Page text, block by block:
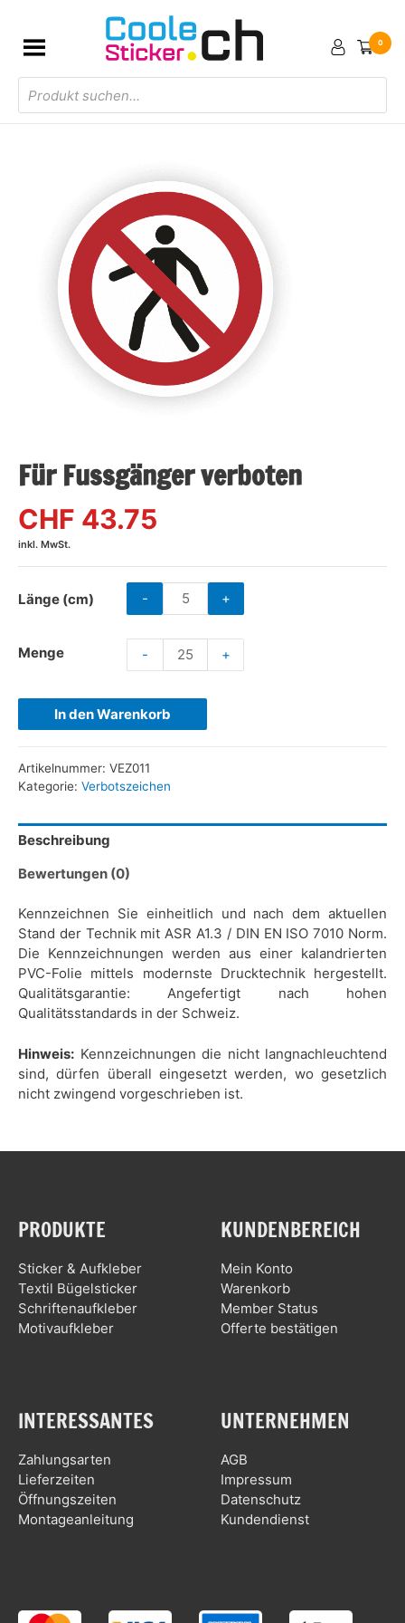
Products
search
0
Für Fussgänger verboten
CHF 43.75
inkl. MwSt.
Länge (cm) - +
Menge - +
In den Warenkorb
Artikelnummer: VEZ011
Kategorie: Verbotszeichen
Beschreibung
Bewertungen (0)
Kennzeichnen Sie einheitlich und nach dem aktuellen
Stand der Technik mit ASR A1.3 / DIN EN ISO 7010 Norm.
Die Kennzeichnungen werden aus einer kalandrierten
PVC-Folie mittels modernste Drucktechnik hergestellt.
Qualitätsgarantie: Angefertigt nach hohen
Qualitätsstandards in der Schweiz.
Hinweis: Kennzeichnungen die nicht langnachleuchtend
sind, dürfen überall eingesetzt werden, wo gesetzlich
nicht zwingend vorgeschrieben ist.
PRODUKTE
Sticker & Aufkleber
Textil Bügelsticker
Schriftenaufkleber
Motivaufkleber
KUNDENBEREICH
Mein Konto
Warenkorb
Member Status
Offerte bestätigen
INTERESSANTES
Zahlungsarten
Lieferzeiten
Öffnungszeiten
Montageanleitung
UNTERNEHMEN
AGB
Impressum
Datenschutz
Kundendienst